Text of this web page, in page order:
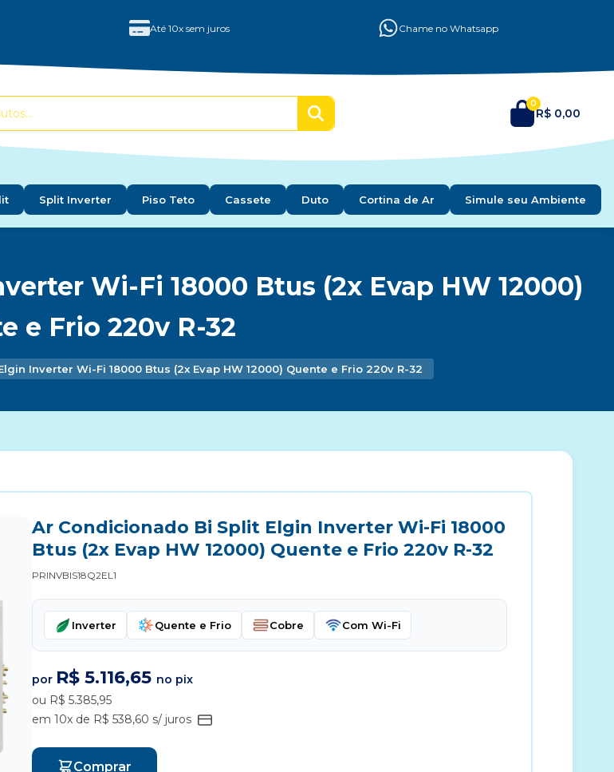
Até 10x sem juros Chame no Whatsapp
0
R$ 0,00
Split Inverter Piso Teto Cassete Duto Cortina de Ar Simule seu Ambiente
Wi-Fi 18000 Btus (2x Evap HW 12000)
e Frio 220v R-32
Inverter Wi-Fi 18000 Btus (2x Evap HW 12000) Quente e Frio 220v R-32
Ar Condicionado Bi Split Elgin Inverter Wi-Fi 18000
Btus (2x Evap HW 12000) Quente e Frio 220v R-32
PRINVBIS18Q2EL1
Inverter Quente e Frio Cobre Com Wi-Fi
por R$ 5.116,65 no pix
ou R$ 5.385,95
em 10x de R$ 538,60 s/ juros
Comprar